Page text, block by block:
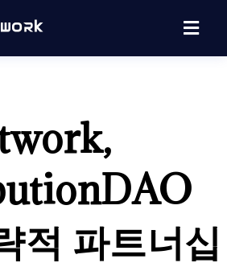
적 파트너십